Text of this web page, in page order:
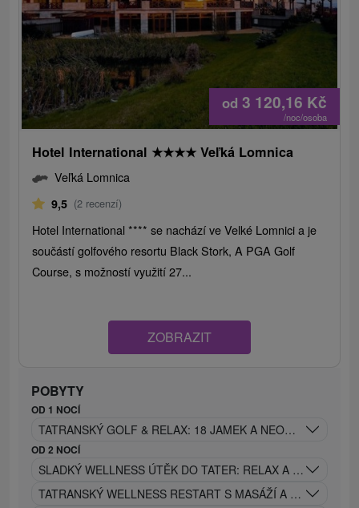
od 3 120,16 Kč
/noc/osoba
Hotel International ★★★★ Veľká Lomnica
Veľká Lomnica
9,5 (2 recenzí)
Hotel International **** se nachází ve Velké Lomnici a je
součástí golfového resortu Black Stork, A PGA Golf
Course, s možností využití 27...
ZOBRAZIT
POBYTY
OD 1 NOCÍ
TATRANSKÝ GOLF & RELAX: 18 JAMEK A NEOMEZENÝ
OD 2 NOCÍ
SLADKÝ WELLNESS ÚTĚK DO TATER: RELAX A DOMÁCÍ
TATRANSKÝ WELLNESS RESTART S MASÁŽÍ A VÝHLEDEM